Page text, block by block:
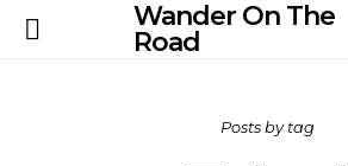
Wander On The
Road
Posts by tag